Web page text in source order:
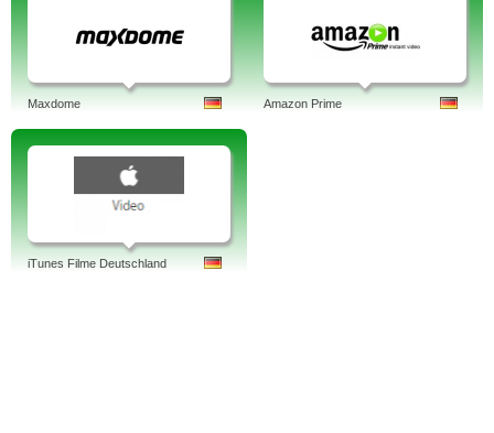
Maxdome Amazon Prime
iTunes Filme Deutschland